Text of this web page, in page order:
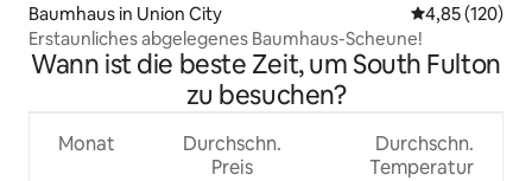
Baumhaus in Union City
4,85 (120)
Erstaunliches abgelegenes Baumhaus-Scheune!
Wann ist die beste Zeit, um South Fulton
zu besuchen?
Monat
Durchschn.
Preis
Durchschn.
Temperatur